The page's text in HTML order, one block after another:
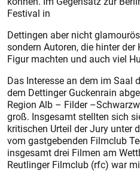
Festival in
Dettingen aber nicht
sondern Autoren, die hinter
Figur machten und auch viel
Das Interesse an dem im Saal
dem Dettinger Guckenrain
Region Alb – Filder
groß. Insgesamt stellten sich
kritischen Urteil der Jury unter
vom gastgebenden Filmclub
insgesamt drei Filmen am
Reutlinger Filmclub (rfc) war